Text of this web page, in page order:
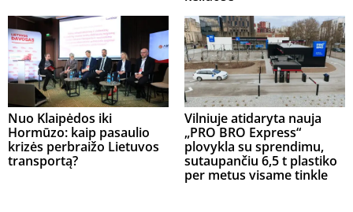
Nuo Klaipėdos iki
Hormūzo: kaip pasaulio
krizės perbraižo Lietuvos
transportą?
Vilniuje atidaryta nauja
„PRO BRO Express“
plovykla su sprendimu,
sutaupančiu 6,5 t plastiko
per metus visame tinkle